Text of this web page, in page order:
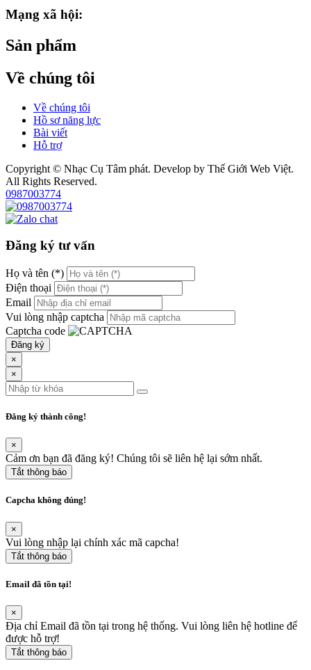
Mạng xã hội:
Sản phẩm
Về chúng tôi
Về chúng tôi
Hồ sơ năng lực
Bài viết
Hỗ trợ
Copyright © Nhạc Cụ Tâm phát. Develop by Thế Giới Web Việt.
All Rights Reserved.
0987003774
Đăng ký tư vấn
Họ và tên (*)
Điện thoại
Email
Vui lòng nhập captcha
Captcha code
Đăng ký
×
×
Đăng ký thành công!
×
Cảm ơn bạn đã đăng ký! Chúng tôi sẽ liên hệ lại sớm nhất.
Tắt thông báo
Capcha không đúng!
×
Vui lòng nhập lại chính xác mã capcha!
Tắt thông báo
Email đã tồn tại!
×
Địa chỉ Email đã tồn tại trong hệ thống. Vui lòng liên hệ hotline để
được hỗ trợ!
Tắt thông báo